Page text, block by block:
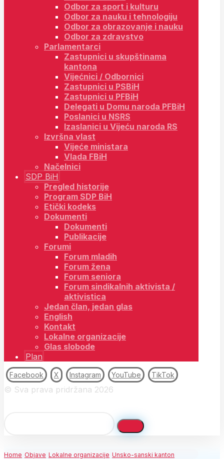
Odbor za sport i kulturu
Odbor za nauku i tehnologiju
Odbor za obrazovanje i nauku
Odbor za zdravstvo
Parlamentarci
Zastupnici u skupštinama
kantona
Vijećnici / Odbornici
Zastupnici u PSBiH
Zastupnici u PFBiH
Delegati u Domu naroda PFBiH
Poslanici u NSRS
Izaslanici u Vijeću naroda RS
Izvršna vlast
Vijeće ministara
Vlada FBiH
Načelnici
SDP BiH
Pregled historije
Program SDP BiH
Etički kodeks
Dokumenti
Dokumenti
Publikacije
Forumi
Forum mladih
Forum žena
Forum seniora
Forum sindikalnih aktivista /
aktivistica
Jedan član, jedan glas
English
Kontakt
Lokalne organizacije
Glas slobode
Plan
Facebook X Instagram YouTube TikTok
© Sva prava pridržana 2026
Home Objave Lokalne organizacije Unsko-sanski kanton